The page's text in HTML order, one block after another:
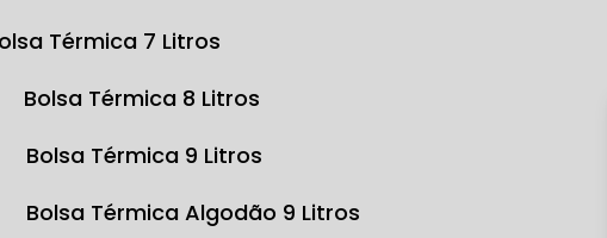
Bolsa Térmica 7 Litros
Bolsa Térmica 8 Litros
Bolsa Térmica 9 Litros
Bolsa Térmica Algodão 9 Litros